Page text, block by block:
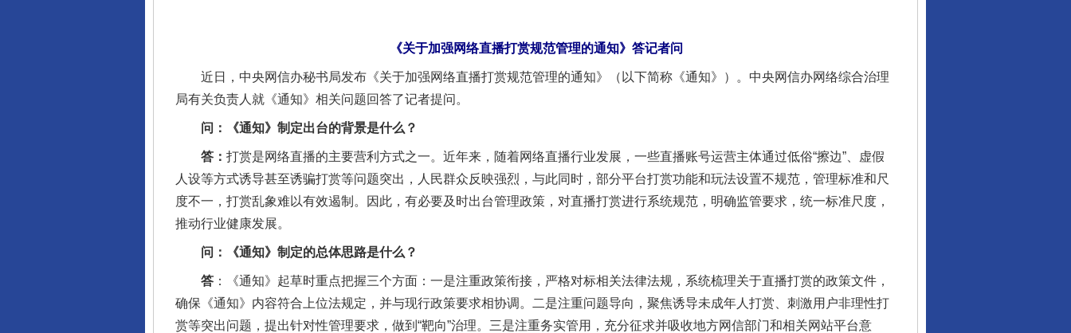
《关于加强网络直播打赏规范管理的通知》答记者问
近日，中央网信办秘书局发布《关于加强网络直播打赏规范管理的通知》（以下简称《通知》）。中央网信办网络综合治理
局有关负责人就《通知》相关问题回答了记者提问。
问：《通知》制定出台的背景是什么？
答： 打赏是网络直播的主要营利方式之一。近年来，随着网络直播行业发展，一些直播账号运营主体通过低俗“擦边”、虚假
人设等方式诱导甚至诱骗打赏等问题突出，人民群众反映强烈，与此同时，部分平台打赏功能和玩法设置不规范，管理标准和尺
度不一，打赏乱象难以有效遏制。因此，有必要及时出台管理政策，对直播打赏进行系统规范，明确监管要求，统一标准尺度，
推动行业健康发展。
问：《通知》制定的总体思路是什么？
答 ：《通知》起草时重点把握三个方面：一是注重政策衔接，严格对标相关法律法规，系统梳理关于直播打赏的政策文件，
确保《通知》内容符合上位法规定，并与现行政策要求相协调。二是注重问题导向，聚焦诱导未成年人打赏、刺激用户非理性打
赏等突出问题，提出针对性管理要求，做到“靶向”治理。三是注重务实管用，充分征求并吸收地方网信部门和相关网站平台意